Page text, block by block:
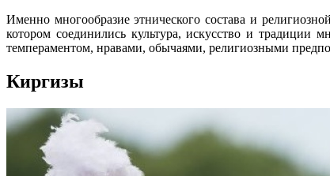
Именно многообразие этнического состава и
котором соединились культура, искусство и
темпераментом, нравами, обычаями, религиозными
Киргизы